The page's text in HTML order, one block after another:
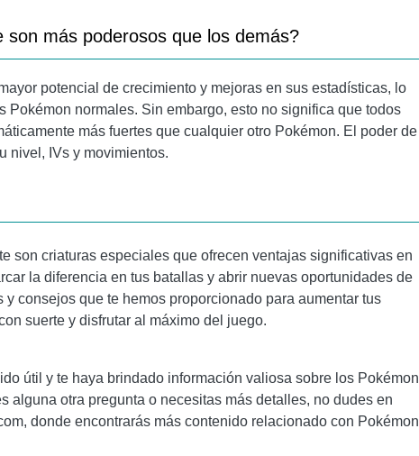
más poderosos que los demás?
potencial de crecimiento y mejoras en sus estadísticas, lo
Pokémon normales. Sin embargo, esto no significa que todos
más fuertes que cualquier otro Pokémon. El poder de
nivel, IVs y movimientos.
son criaturas especiales que ofrecen ventajas significativas en
la diferencia en tus batallas y abrir nuevas oportunidades de
consejos que te hemos proporcionado para aumentar tus
suerte y disfrutar al máximo del juego.
útil y te haya brindado información valiosa sobre los Pokémon
alguna otra pregunta o necesitas más detalles, no dudes en
donde encontrarás más contenido relacionado con Pokémon